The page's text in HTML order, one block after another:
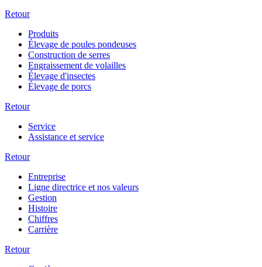
Retour
Produits
Élevage de poules pondeuses
Construction de serres
Engraissement de volailles
Élevage d'insectes
Élevage de porcs
Retour
Service
Assistance et service
Retour
Entreprise
Ligne directrice et nos valeurs
Gestion
Histoire
Chiffres
Carrière
Retour